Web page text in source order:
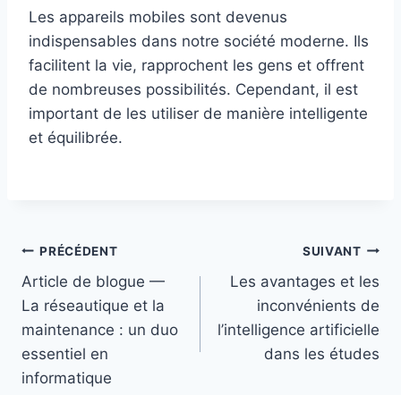
Les appareils mobiles sont devenus
indispensables dans notre société moderne. Ils
facilitent la vie, rapprochent les gens et offrent
de nombreuses possibilités. Cependant, il est
important de les utiliser de manière intelligente
et équilibrée.
Navigation
de
l’article
PRÉCÉDENT
Article de blogue —
La réseautique et la
maintenance : un duo
essentiel en
informatique
SUIVANT
Les avantages et les
inconvénients de
l’intelligence artificielle
dans les études